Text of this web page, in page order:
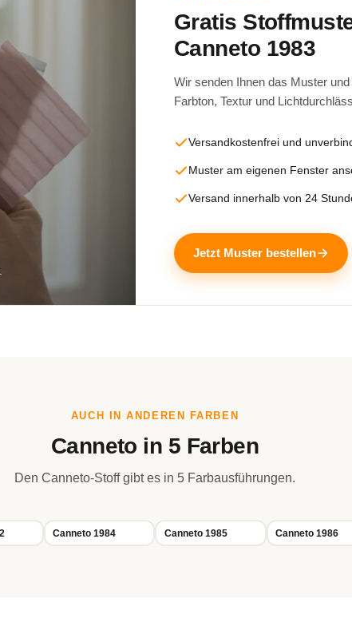
Gratis
Canneto 1983
Wir senden Ihnen das Muster
Farbton, Textur und
Versandkostenfrei und
Muster am eigenen Fenster
Versand innerhalb von 24
Jetzt Muster bestellen
AUCH IN ANDEREN FARBEN
Canneto in 5 Farben
Den Canneto-Stoff gibt es in 5 Farbausführungen.
Canneto 1984 Canneto 1985 Canneto 1986